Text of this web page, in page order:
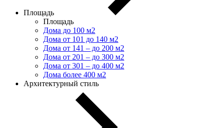
Площадь
Площадь
Дома до 100 м2
Дома от 101 до 140 м2
Дома от 141 – до 200 м2
Дома от 201 – до 300 м2
Дома от 301 – до 400 м2
Дома более 400 м2
Архитектурный стиль